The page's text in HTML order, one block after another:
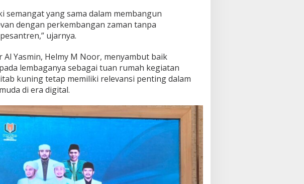
semangat yang sama dalam membangun
dengan perkembangan zaman tanpa
ujarnya.
Yasmin, Helmy M Noor, menyambut baik
lembaganya sebagai tuan rumah kegiatan
kuning tetap memiliki relevansi penting dalam
di era digital.